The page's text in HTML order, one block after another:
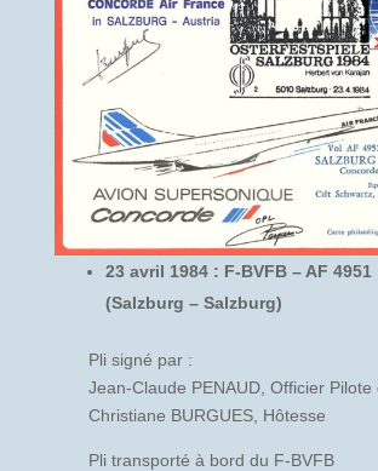
23 avril 1984 : F-BVFB – AF 4951
(Salzburg – Salzburg)
Pli signé par :
Jean-Claude PENAUD, Officier Pilote
Christiane BURGUES, Hôtesse
Pli transporté à bord du F-BVFB